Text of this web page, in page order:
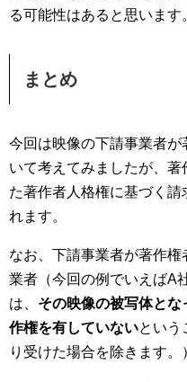
る可能性はあると思います
まとめ
今回は映像の下請事業者
いて考えてみましたが、著
た著作者人格権に基づく
れます。
なお、下請事業者が著作
業者（今回の例でいえばA
は、 その映像の被写体と
作権を有していないとい
り受けた場合を除きます。